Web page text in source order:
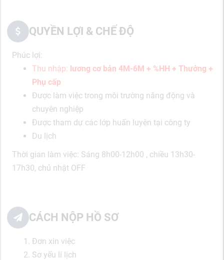
QUYỀN LỢI & CHẾ ĐỘ
Phúc lợi:
Thu nhập: lương cơ bản 4M-6M + %HH + Thưởng +
Phụ cấp
Được làm việc trong môi trường năng động và
chuyên nghiệp
Được tham dự các lớp huấn luyện tại công ty
Du lịch
Thời gian làm việc: Sáng 8h00-12h00 , chiều 13h30-
17h30, chủ nhật OFF
CÁCH NỘP HỒ SƠ
Đơn xin việc
Sơ yếu lí lịch